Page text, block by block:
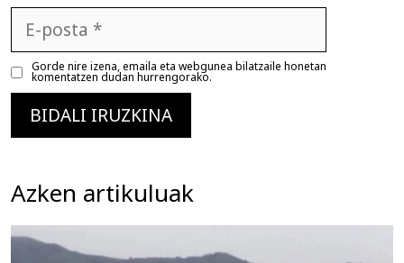
posta
Gorde nire izena, emaila eta webgunea bilatzaile honetan
komentatzen dudan hurrengorako.
Azken artikuluak